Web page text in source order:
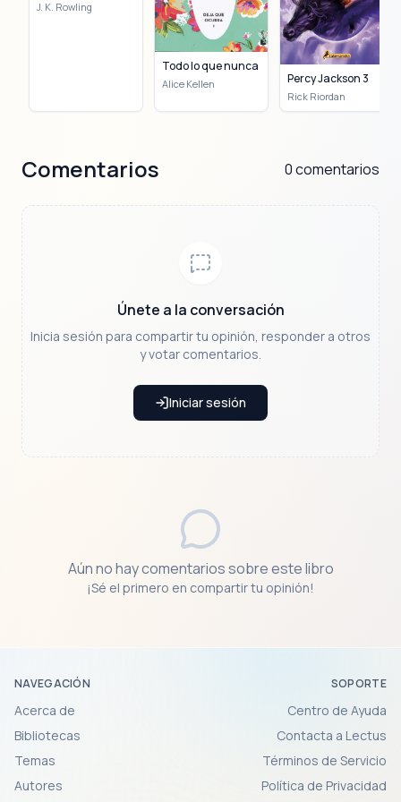
inspirando una exitosa franquicia
cinematográfica y diversos productos. Este éxito
la catapultó de la pobreza a ser una de las
autoras más ricas del mundo. Además de la
saga del joven mago, Rowling ha incursionado
en la literatura para adultos con "Una vacante
imprevista" (2012) y la aclamada serie de novela
negra "Cormoran Strike", publicada bajo el
Rowling es reconocida por su filantropía,
del Imperio Británico y el Premio Hans Christian
J. K. Rowling
Todo lo que nunca fuimos 1
Alice Kellen Percy Jackson 3
Rick Riordan
Comentarios 0 comentarios
Únete a la conversación
Inicia sesión para compartir tu opinión, responder a otros
y votar comentarios.
Iniciar sesión
Aún no hay comentarios sobre este libro
¡Sé el primero en compartir tu opinión!
NAVEGACIÓN
Acerca de
Bibliotecas
Temas
Autores
SOPORTE
Centro de Ayuda
Contacta a Lectus
Términos de Servicio
Política de Privacidad